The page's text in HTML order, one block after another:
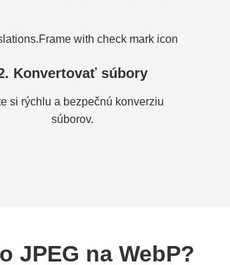
Konvertovať súbory
si rýchlu a bezpečnú konverziu
súborov.
JPEG na WebP?